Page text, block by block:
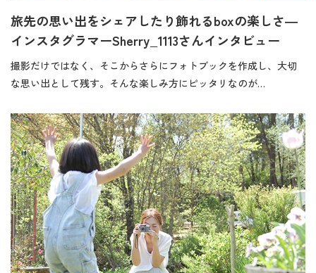
旅先の思い出をシェアしたり飾れるboxの楽しさ―
インスタグラマーSherry_1113さんインタビュー
撮影だけではなく、そこからさらにフォトブックを作成し、大切
な思い出として残す。そんな楽しみ方にピッタリなのが…